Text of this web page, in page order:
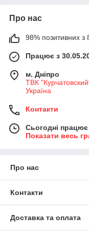
Про нас
98% позитивних з
Працює з
м. Дніпро
ТВК
Україна
Контакти
Сьогодні
Показати весь
Про нас
Контакти
Доставка та оплата